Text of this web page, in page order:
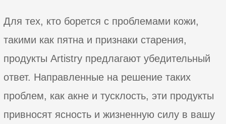
Для тех, кто борется с проблемами кожи,
такими как пятна и признаки старения,
продукты Artistry предлагают убедительный
ответ. Направленные на решение таких
проблем, как акне и тусклость, эти продукты
привносят ясность и жизненную силу в вашу